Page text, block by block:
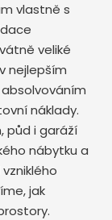
vlastně s
veliké
nejlepším
náklady.
půd i garáží
nábytku a
jak